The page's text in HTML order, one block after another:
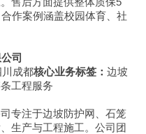
作案例涵盖校园体育、社
司
川成都核心业务标签： 边坡
工程服务
专注于边坡防护网、石笼
生产与工程施工。公司团